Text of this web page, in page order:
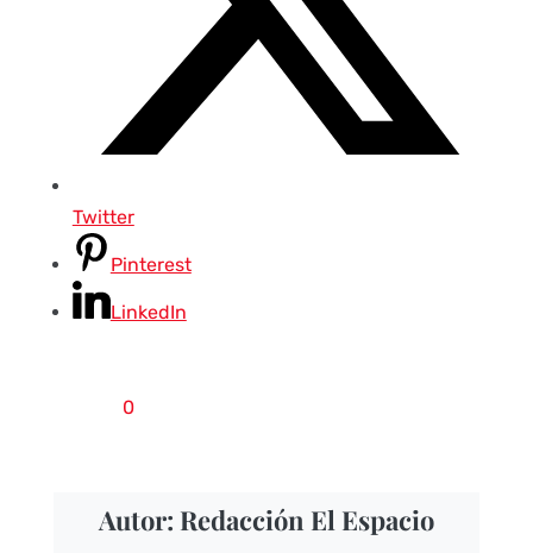
Twitter
Pinterest
LinkedIn
0
Autor: Redacción El Espacio